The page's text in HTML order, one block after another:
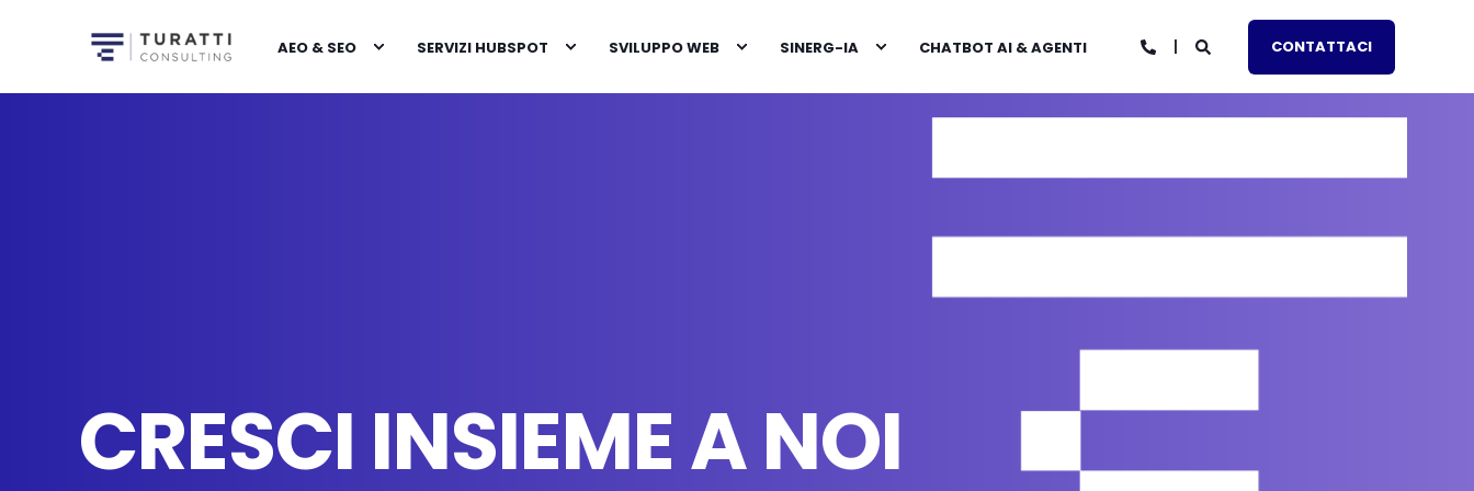
AEO & SEO SERVIZI HUBSPOT SVILUPPO WEB SINERG-IA CHATBOT AI & AGENTI CONTATTACI
CRESCI INSIEME A NOI